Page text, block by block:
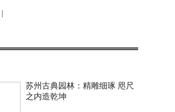
|
苏州古典园林：精雕细琢 咫尺
之内造乾坤